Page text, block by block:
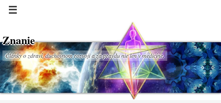
Znanie
Články o zdraví, duchovnom rozvoji a za pravdu nie len v medicíne.